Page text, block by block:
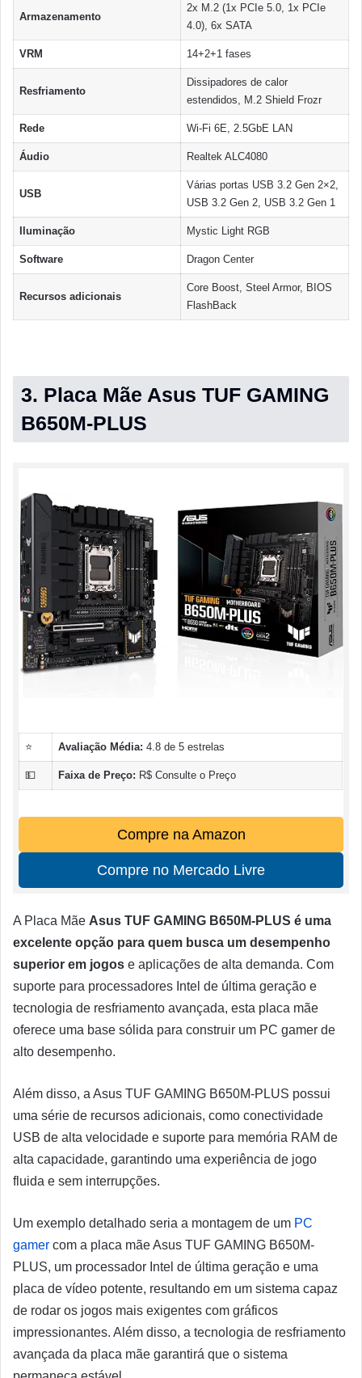
Armazenamento
2x M.2 (1x PCIe 5.0, 1x PCIe
4.0), 6x SATA
VRM 14+2+1 fases
Resfriamento
Dissipadores de calor
estendidos, M.2 Shield Frozr
Rede Wi-Fi 6E, 2.5GbE LAN
Áudio Realtek ALC4080
USB
Várias portas USB 3.2 Gen 2×2,
USB 3.2 Gen 2, USB 3.2 Gen 1
Iluminação Mystic Light RGB
Software Dragon Center
Recursos adicionais
Core Boost, Steel Armor, BIOS
FlashBack
3. Placa Mãe Asus TUF GAMING
B650M-PLUS
⭐ Avaliação Média: 4.8 de 5 estrelas
💵 Faixa de Preço: R$ Consulte o Preço
Compre na Amazon
Compre no Mercado Livre
A Placa Mãe Asus TUF GAMING B650M-PLUS é uma
excelente opção para quem busca um desempenho
superior em jogos e aplicações de alta demanda. Com
suporte para processadores Intel de última geração e
tecnologia de resfriamento avançada, esta placa mãe
oferece uma base sólida para construir um PC gamer de
alto desempenho.
Além disso, a Asus TUF GAMING B650M-PLUS possui
uma série de recursos adicionais, como conectividade
USB de alta velocidade e suporte para memória RAM de
alta capacidade, garantindo uma experiência de jogo
fluida e sem interrupções.
Um exemplo detalhado seria a montagem de um PC
gamer com a placa mãe Asus TUF GAMING B650M-
PLUS, um processador Intel de última geração e uma
placa de vídeo potente, resultando em um sistema capaz
de rodar os jogos mais exigentes com gráficos
impressionantes. Além disso, a tecnologia de resfriamento
avançada da placa mãe garantirá que o sistema